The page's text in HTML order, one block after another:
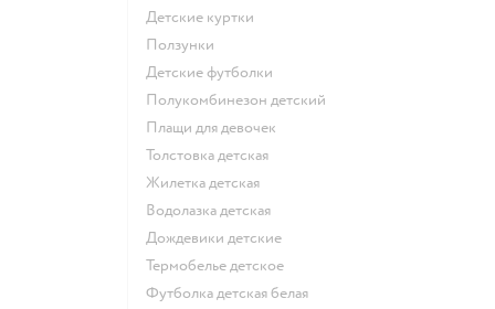
Детские куртки
Ползунки
Детские футболки
Полукомбинезон детский
Плащи для девочек
Толстовка детская
Жилетка детская
Водолазка детская
Дождевики детские
Термобелье детское
Футболка детская белая